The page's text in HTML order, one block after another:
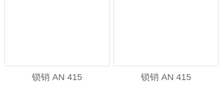
锁销 AN 415 锁销 AN 415